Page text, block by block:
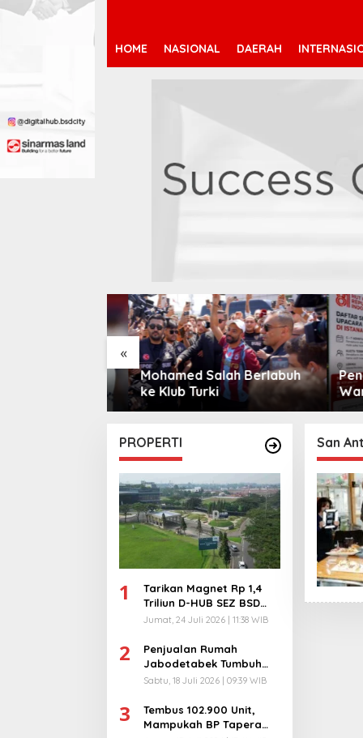
HOME NASIONAL DAERAH
«
Mohamed Salah Berlabuh
ke Klub Turki
PROPERTI
1
Tarikan Magnet Rp 1,4
Triliun D-HUB SEZ BSD
City, Buka 1736
Jumat, 24 Juli 2026 | 11:38 WIB
2
Penjualan Rumah
Jabodetabek Tumbuh
94%! Developer
Ekstra
Sabtu, 18 Juli 2026 | 09:39 WIB
3
Tembus 102.900 Unit,
Mampukah BP Tapera
San